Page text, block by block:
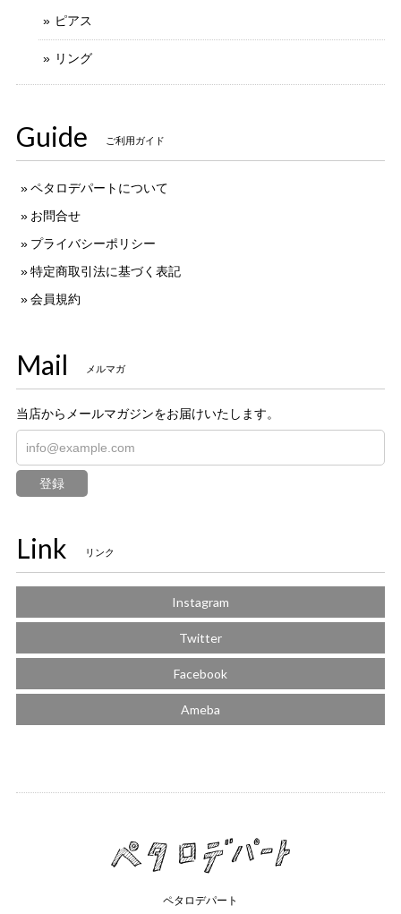
ピアス
リング
Guide ご利用ガイド
ペタロデパートについて
お問合せ
プライバシーポリシー
特定商取引法に基づく表記
会員規約
Mail メルマガ
当店からメールマガジンをお届けいたします。
登録
Link リンク
Instagram
Twitter
Facebook
Ameba
ペタロデパート